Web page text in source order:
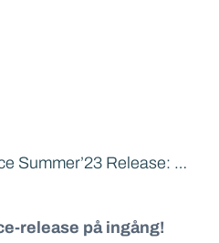
Salesforce Summer’23 Release: 6 favoriter
release på ingång!